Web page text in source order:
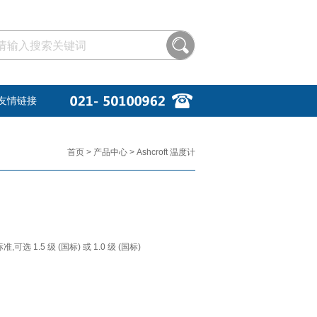
情链接
首页 > 产品中心 > Ashcroft 温度计
,可选 1.5 级 (国标) 或 1.0 级 (国标)